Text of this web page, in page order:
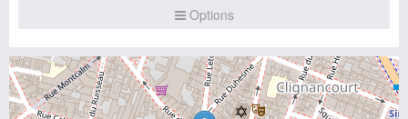
Options